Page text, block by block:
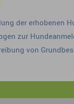
der erhobenen
zur
von